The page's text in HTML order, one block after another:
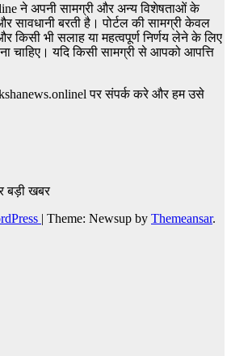
ने अपनी सामग्री और अन्य विशेषताओं के
सावधानी बरती है। पोर्टल की सामग्री केवल
किसी भी सलाह या महत्वपूर्ण निर्णय लेने के लिए
चाहिए। यदि किसी सामग्री से आपको आपत्ति
पर संपर्क करे और हम उसे
बड़ी खबर
| Theme: Newsup by Themeansar.